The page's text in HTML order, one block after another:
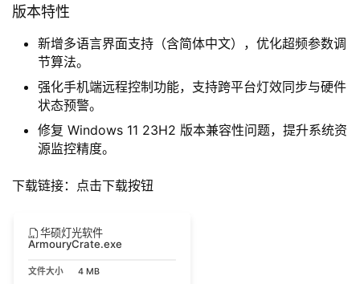
版本特性
新增多语言界面支持（含简体中文），优化超频参数调
节算法。
强化手机端远程控制功能，支持跨平台灯效同步与硬件
状态预警。
修复 Windows 11 23H2 版本兼容性问题，提升系统资
源监控精度。
下载链接：点击下载按钮
华硕灯光软件
ArmouryCrate.exe
文件大小 4 MB